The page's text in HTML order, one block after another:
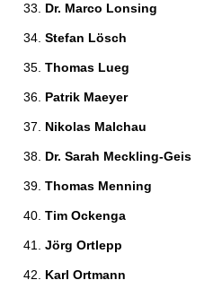
Dr. Marco Lonsing
Stefan Lösch
Thomas Lueg
Patrik Maeyer
Nikolas Malchau
Dr. Sarah Meckling-Geis
Thomas Menning
Tim Ockenga
Jörg Ortlepp
Karl Ortmann